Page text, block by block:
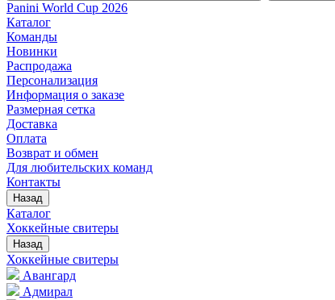
Panini World Cup 2026
Каталог
Команды
Новинки
Распродажа
Персонализация
Информация о заказе
Размерная сетка
Доставка
Оплата
Возврат и обмен
Для любительских команд
Контакты
Назад
Каталог
Хоккейные свитеры
Назад
Хоккейные свитеры
Авангард
Адмирал